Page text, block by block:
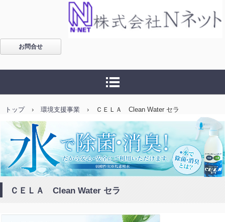
棄・パソコン回収に関す
ット
お問合せ
トップ › 環境支援事業 › ＣＥＬＡ Clean Water セラ
ＣＥＬＡ Clean Water セラ